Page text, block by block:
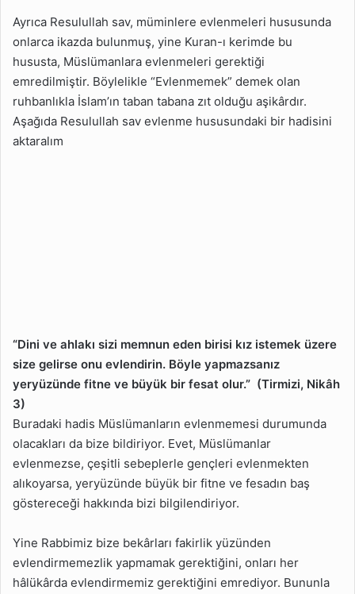
Ayrıca Resulullah sav, müminlere evlenmeleri hususunda
onlarca ikazda bulunmuş, yine Kuran-ı kerimde bu
hususta, Müslümanlara evlenmeleri gerektiği
emredilmiştir. Böylelikle “Evlenmemek” demek olan
ruhbanlıkla İslam’ın taban tabana zıt olduğu aşikârdır.
Aşağıda Resulullah sav evlenme hususundaki bir hadisini
aktaralım
“Dini ve ahlakı sizi memnun eden birisi kız istemek üzere
size gelirse onu evlendirin. Böyle yapmazsanız
yeryüzünde fitne ve büyük bir fesat olur.” (Tirmizi, Nikâh
3)
Buradaki hadis Müslümanların evlenmemesi durumunda
olacakları da bize bildiriyor. Evet, Müslümanlar
evlenmezse, çeşitli sebeplerle gençleri evlenmekten
alıkoyarsa, yeryüzünde büyük bir fitne ve fesadın baş
göstereceği hakkında bizi bilgilendiriyor.
Yine Rabbimiz bize bekârları fakirlik yüzünden
evlendirmemezlik yapmamak gerektiğini, onları her
hâlükârda evlendirmemiz gerektiğini emrediyor. Bununla